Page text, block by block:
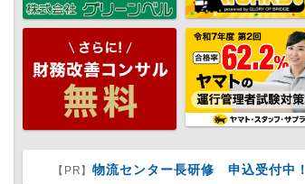
【PR】物流センター長研修 申込受付中！